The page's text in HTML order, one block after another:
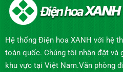
Hệ thống Điện hoa XANH với hệ
toàn quốc. Chúng tôi nhận đặt và
khu vực tại Việt Nam.Văn phòng